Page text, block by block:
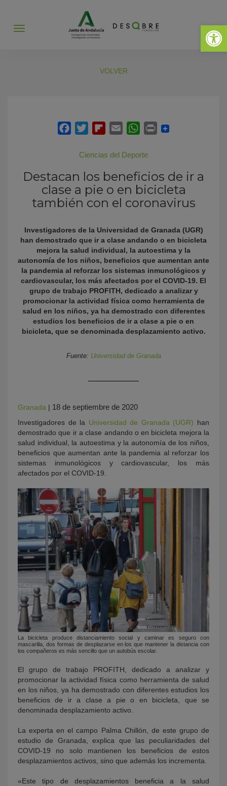
Abrir
Abrir
VOLVER
Ciencias del Deporte
Destacan los beneficios de ir a
clase a pie o en bicicleta
también con el coronavirus
Investigadores de la Universidad de Granada (UGR)
han demostrado que ir a clase andando o en bicicleta
mejora la salud individual, la autoestima y la
autonomía de los niños, beneficios que aumentan ante
la pandemia al reforzar los sistemas inmunológicos y
cardiovascular, los más afectados por el COVID-19. El
grupo de trabajo PROFITH, dedicado a analizar y
promocionar la actividad física como herramienta de
salud en los niños, ya ha demostrado con diferentes
estudios los beneficios de ir a clase a pie o en
bicicleta, que se denominada desplazamiento activo.
Fuente: Universidad de Granada
Granada | 18 de septiembre de 2020
Investigadores de la Universidad de Granada (UGR) han
demostrado que ir a clase andando o en bicicleta mejora la
salud individual, la autoestima y la autonomía de los niños,
beneficios que aumentan ante la pandemia al reforzar los
sistemas inmunológicos y cardiovascular, los más
afectados por el COVID-19.
La bicicleta produce distanciamiento social y caminar es seguro con
mascarilla, dos formas de desplazarse en los que mantener la distancia con
los compañeros es más sencillo que un autobús escolar.
El grupo de trabajo PROFITH, dedicado a analizar y
promocionar la actividad física como herramienta de salud
en los niños, ya ha demostrado con diferentes estudios los
beneficios de ir a clase a pie o en bicicleta, que se
denominada desplazamiento activo.
La experta en el campo Palma Chillón, de este grupo de
estudio de Granada, explica que las peculiaridades del
COVID-19 no solo mantienen los beneficios de estos
desplazamientos activos, sino que además los incrementa.
«Este tipo de desplazamientos beneficia a la salud